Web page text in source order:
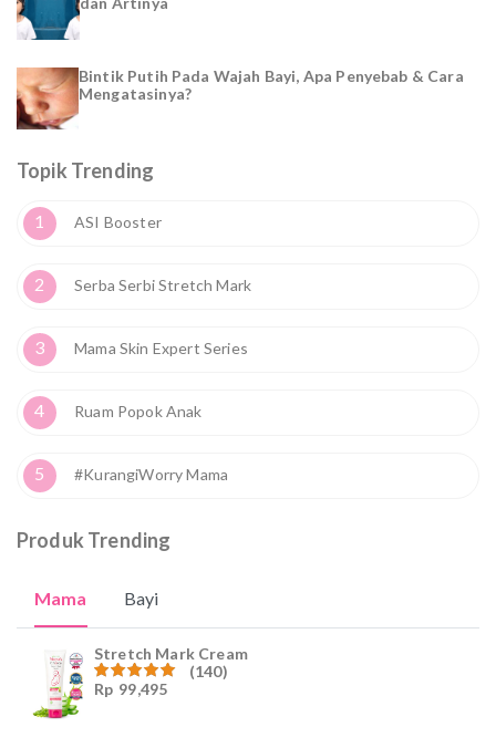
Bintik Putih Pada Wajah Bayi, Apa Penyebab & Cara
Mengatasinya?
Topik Trending
1 ASI Booster
2 Serba Serbi Stretch Mark
3 Mama Skin Expert Series
4 Ruam Popok Anak
5 #KurangiWorry Mama
Produk Trending
Mama Bayi
Stretch Mark Cream
Dinilai
(140)
Rp 99,495